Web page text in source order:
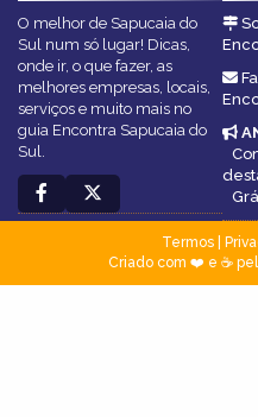
O melhor de Sapucaia do
Sul num só lugar! Dicas,
onde ir, o que fazer, as
melhores empresas, locais,
serviços e muito mais no
guia Encontra Sapucaia do
Sul.
Termos|
Criado com ❤️ e ☕